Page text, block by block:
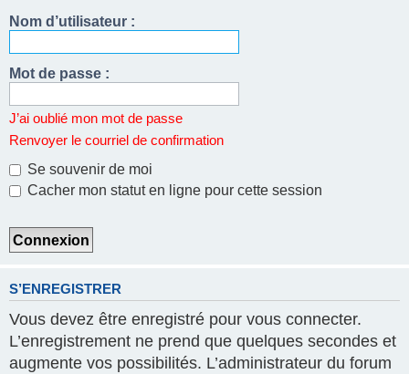
Nom d’utilisateur :
Mot de passe :
J’ai oublié mon mot de passe
Renvoyer le courriel de confirmation
Se souvenir de moi
Cacher mon statut en ligne pour cette session
S’ENREGISTRER
Vous devez être enregistré pour vous connecter.
L’enregistrement ne prend que quelques secondes et
augmente vos possibilités. L’administrateur du forum